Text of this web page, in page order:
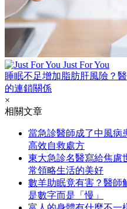
Just For You
睡眠不足增加脂肪肝風險？
的連鎖關係
×
相關文章
當急診醫師成了中風病
高效自救處方
東大急診名醫寫給焦慮
常領略生活的美好
數羊助眠竟有害？醫師
是數字而是「慢」